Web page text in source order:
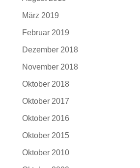
März 2019
Februar 2019
Dezember 2018
November 2018
Oktober 2018
Oktober 2017
Oktober 2016
Oktober 2015
Oktober 2010